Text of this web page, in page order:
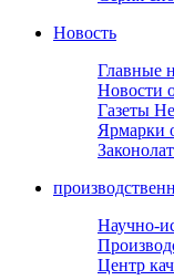
Новость
Главные
Новости
Газеты
Ярмарки
Научно-
Центр